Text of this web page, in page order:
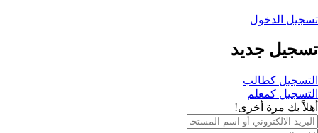
تسجيل الدخول
تسجيل جديد
التسجيل كطالب
التسجيل كمعلم
أهلاً بك مرة أخرى!